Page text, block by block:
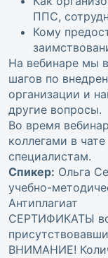
ППС,
Кому
На вебинаре мы
шагов по
организации и
другие вопросы.
Во время
коллегами в
специалистам.
Спикер: Ольга
учебно-
Антиплагиат
СЕРТИФИКАТЫ
ВНИМАНИЕ!